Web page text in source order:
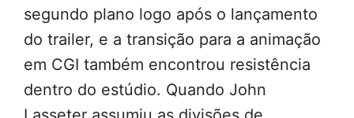
segundo plano logo após o lançamento
do trailer, e a transição para a animação
em CGI também encontrou resistência
dentro do estúdio. Quando John